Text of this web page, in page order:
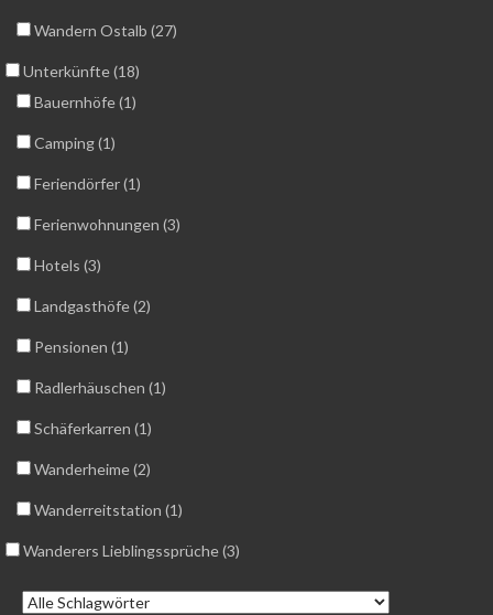
Wandern Ostalb (27)
Unterkünfte (18)
Bauernhöfe (1)
Camping (1)
Feriendörfer (1)
Ferienwohnungen (3)
Hotels (3)
Landgasthöfe (2)
Pensionen (1)
Radlerhäuschen (1)
Schäferkarren (1)
Wanderheime (2)
Wanderreitstation (1)
Wanderers Lieblingssprüche (3)